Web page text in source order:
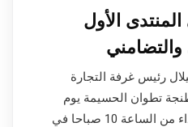
الأول
والتضامني
رئيس غرفة التجارة
تطوان الحسيمة يوم
الخميس 30 دجنبر 2021 ابتداء من الساعة 10 صباحا في